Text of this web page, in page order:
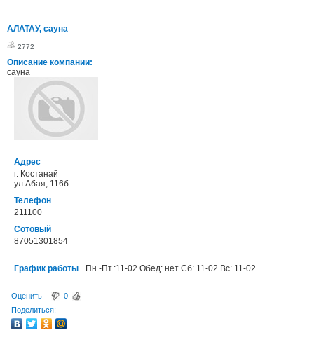
АЛАТАУ, сауна
2772
Описание компании:
сауна
Адрес
г. Костанай
ул.Абая, 116б
Телефон
211100
Сотовый
87051301854
График работы Пн.-Пт.:11-02 Обед: нет Сб: 11-02 Вс: 11-02
Оценить
0
Поделиться: